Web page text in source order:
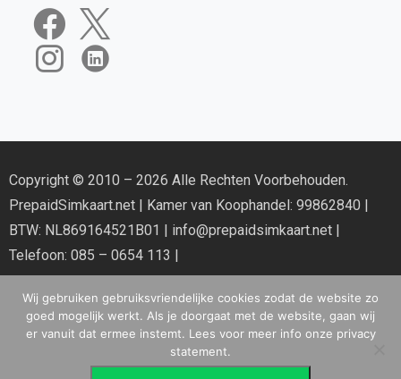
Copyright © 2010 – 2026 Alle Rechten Voorbehouden.
PrepaidSimkaart.net | Kamer van Koophandel: 99862840 |
BTW: NL869164521B01 | info@prepaidsimkaart.net |
Telefoon: 085 – 0654 113 |
Disclaimer & Privacy Policy|
Wij gebruiken gebruiksvriendelijke cookies zodat de website zo
goed mogelijk werkt. Als je doorgaat met de website, gaan wij
er vanuit dat ermee instemt. Lees voor meer info onze privacy
statement.